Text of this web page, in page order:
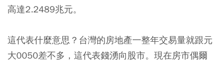
高達2.2489兆元。
這代表什麼意思？台灣的房地產一整年交易量就跟元
大0050差不多，這代表錢湧向股市。現在房市偶爾